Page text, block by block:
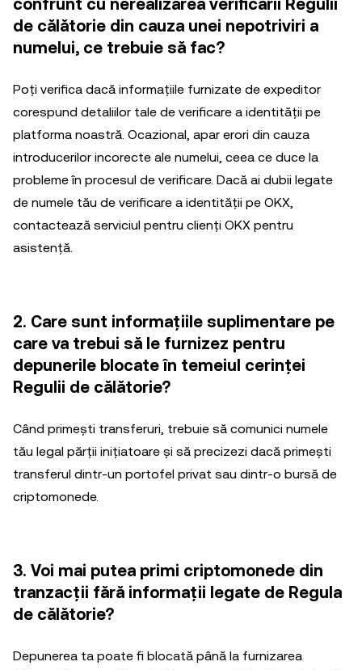
confrunt cu nerealizarea verificării Regulii
de călătorie din cauza unei nepotriviri a
numelui, ce trebuie să fac?
Poți verifica dacă informațiile furnizate de expeditor
corespund detaliilor tale de verificare a identității pe
platforma noastră. Ocazional, apar erori din cauza
introducerilor incorecte ale numelui, ceea ce duce la
probleme în procesul de verificare. Dacă ai dubii legate
de numele tău de verificare a identității pe OKX,
contactează serviciul pentru clienți OKX pentru
asistență.
2. Care sunt informațiile suplimentare pe
care va trebui să le furnizez pentru
depunerile blocate în temeiul cerinței
Regulii de călătorie?
Când primești transferuri, trebuie să comunici numele
tău legal părții inițiatoare și să precizezi dacă primești
transferul dintr-un portofel privat sau dintr-o bursă de
criptomonede.
3. Voi mai putea primi criptomonede din
tranzacții fără informații legate de Regula
de călătorie?
Depunerea ta poate fi blocată până la furnizarea